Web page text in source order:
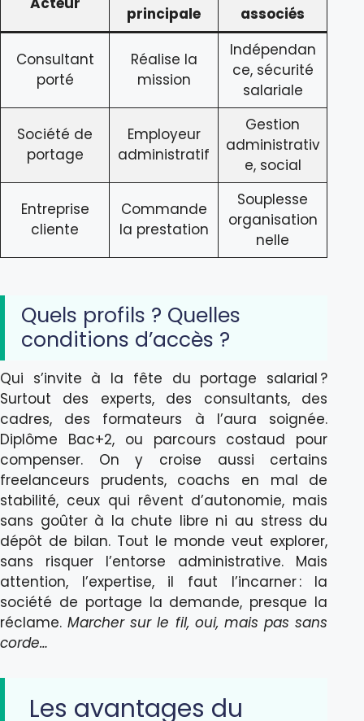
principale
associés
Consultant
porté
Réalise la
mission
Indépendan
ce, sécurité
salariale
Société de
portage
Employeur
administratif
Gestion
administrativ
e, social
Entreprise
cliente
Commande
la prestation
Souplesse
organisation
nelle
Quels profils ? Quelles
conditions d’accès ?
Qui s’invite à la fête du portage salarial ?
Surtout des experts, des consultants, des
cadres, des formateurs à l’aura soignée.
Diplôme Bac+2, ou parcours costaud pour
compenser. On y croise aussi certains
freelanceurs prudents, coachs en mal de
stabilité, ceux qui rêvent d’autonomie, mais
sans goûter à la chute libre ni au stress du
dépôt de bilan. Tout le monde veut explorer,
sans risquer l’entorse administrative. Mais
attention, l’expertise, il faut l’incarner : la
société de portage la demande, presque la
réclame.Marcher sur le fil, oui, mais pas sans
corde…
Les avantages du